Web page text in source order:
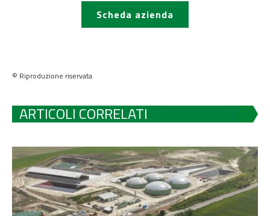
Scheda azienda
© Riproduzione riservata
ARTICOLI CORRELATI